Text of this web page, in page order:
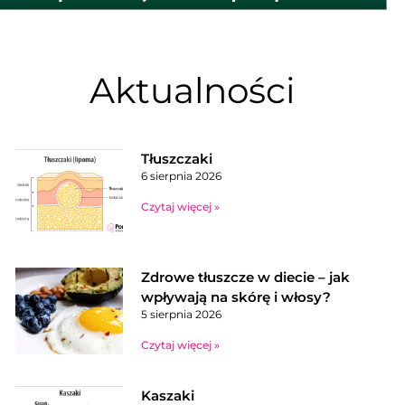
Aktualności
Tłuszczaki
6 sierpnia 2026
Czytaj więcej »
Zdrowe tłuszcze w diecie – jak
wpływają na skórę i włosy?
5 sierpnia 2026
Czytaj więcej »
Kaszaki